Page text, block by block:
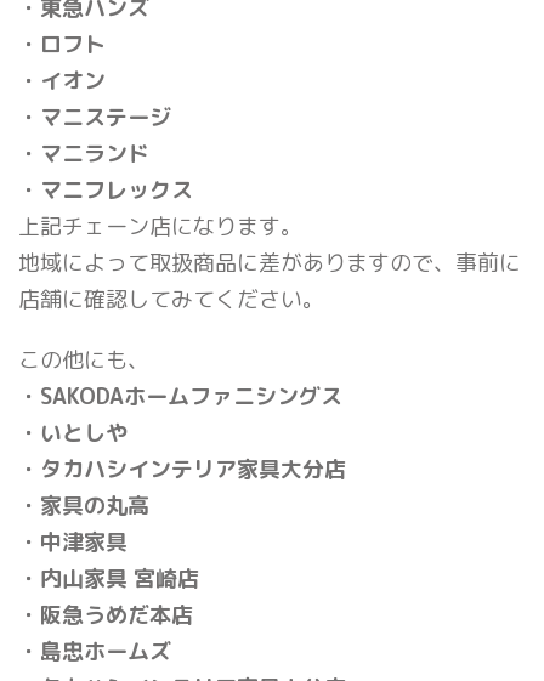
・東急ハンズ
・ロフト
・イオン
・マニステージ
・マニランド
・マニフレックス
上記チェーン店になります。
地域によって取扱商品に差がありますので、事前に
店舗に確認してみてください。
この他にも、
・SAKODAホームファニシングス
・いとしや
・タカハシインテリア家具大分店
・家具の丸高
・中津家具
・内山家具 宮崎店
・阪急うめだ本店
・島忠ホームズ